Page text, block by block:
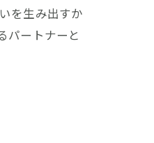
を生み出すか
パートナーと